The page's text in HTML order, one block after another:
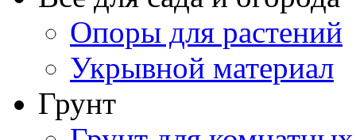
Опоры для растений
Укрывной материал
Грунт